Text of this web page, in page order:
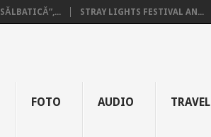
STRAY LIGHTS FESTIVAL AN...
FOTO AUDIO TRAVEL